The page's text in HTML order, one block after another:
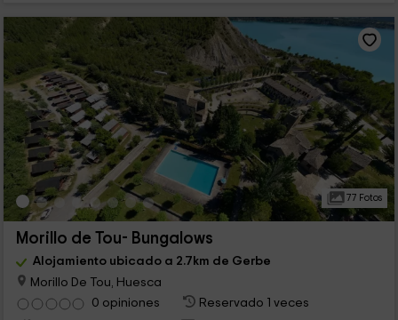
77 Fotos
Morillo de Tou- Bungalows
Alojamiento ubicado a 2.7km de Gerbe
Morillo De Tou, Huesca
0 opiniones
Reservado 1 veces